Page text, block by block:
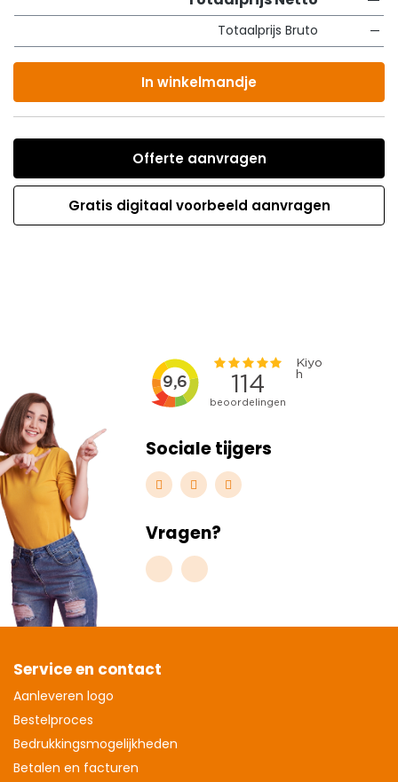
Totaalprijs Bruto —
In winkelmandje
Offerte aanvragen
Gratis digitaal voorbeeld aanvragen
Sociale tijgers
Vragen?
Service en contact
Aanleveren logo
Bestelproces
Bedrukkingsmogelijkheden
Betalen en facturen